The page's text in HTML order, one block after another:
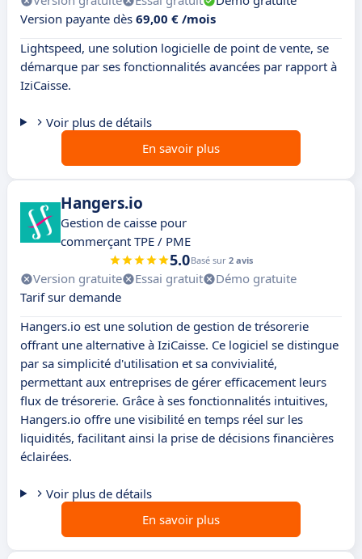
Version payante dès 69,00 € /mois
Lightspeed, une solution logicielle de point de vente, se
démarque par ses fonctionnalités avancées par rapport à
IziCaisse.
Voir plus de détails
En savoir plus
Hangers.io
Gestion de caisse pour
commerçant TPE / PME
5.0Basé sur 2 avis
Version gratuite Essai gratuit
Démo gratuite
Tarif sur demande
Hangers.io est une solution de gestion de trésorerie
offrant une alternative à IziCaisse. Ce logiciel se distingue
par sa simplicité d'utilisation et sa convivialité,
permettant aux entreprises de gérer efficacement leurs
flux de trésorerie. Grâce à ses fonctionnalités intuitives,
Hangers.io offre une visibilité en temps réel sur les
liquidités, facilitant ainsi la prise de décisions financières
éclairées.
Voir plus de détails
En savoir plus